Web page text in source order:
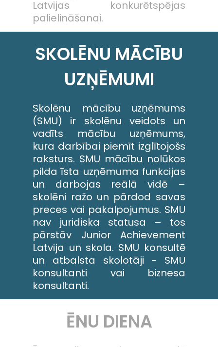
Latvijas konkurētspējas
palielināšanai.
SKOLĒNU MĀCĪBU
UZŅĒMUMI
Skolēnu mācību uzņēmums
(SMU) ir skolēnu veidots un
vadīts mācību uzņēmums,
kura darbībai piemīt izglītojošs
raksturs. SMU mācību nolūkos
pilda īsta uzņēmuma funkcijas
un darbojas reālā vidē –
skolēni ražo un pārdod savas
preces vai pakalpojumus. SMU
nav juridiska statusa – tos
pārstāv Junior Achievement
Latvija un skola. SMU konsultē
un atbalsta skolotāji - SMU
konsultanti vai biznesa
konsultanti.
ĒNU DIENA